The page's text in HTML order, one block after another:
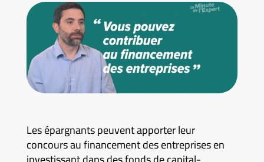
Les épargnants peuvent apporter leur
concours au financement des entreprises en